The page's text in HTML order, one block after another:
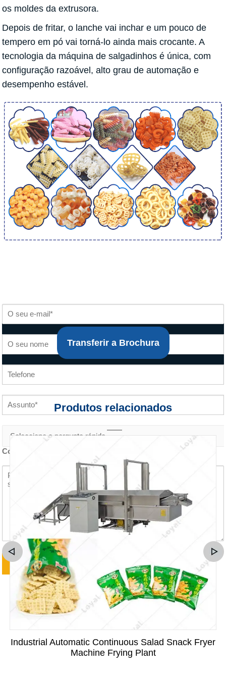
os moldes da extrusora.
Depois de fritar, o lanche vai inchar e um pouco de
tempero em pó vai torná-lo ainda mais crocante. A
tecnologia da máquina de salgadinhos é única, com
configuração razoável, alto grau de automação e
desempenho estável.
Conteúdo do inquérito *
Transferir a Brochura
Produtos relacionados
Industrial Automatic Continuous Salad Snack Fryer
Machine Frying Plant